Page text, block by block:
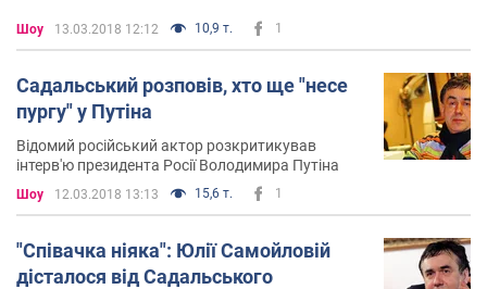
Шоу 13.03.2018 12:12 10,9 т. 1
Садальський розповів, хто ще "несе
пургу" у Путіна
Відомий російський актор розкритикував
інтерв'ю президента Росії Володимира Путіна
Шоу 12.03.2018 13:13 15,6 т. 1
"Співачка ніяка": Юлії Самойловій
дісталося від Садальського